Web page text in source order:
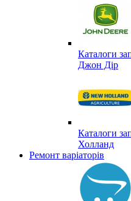
Каталоги
Джон Дір
Каталоги
Холланд
Ремонт варіаторів